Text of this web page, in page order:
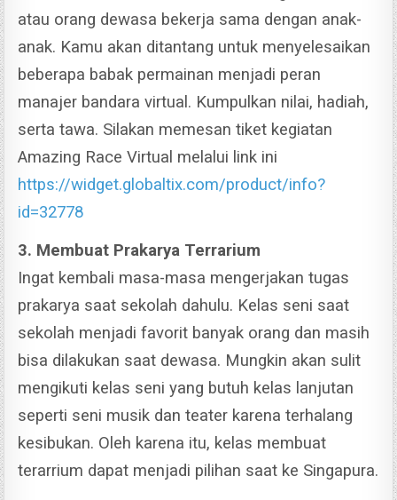
atau orang dewasa bekerja sama dengan anak-
anak. Kamu akan ditantang untuk menyelesaikan
beberapa babak permainan menjadi peran
manajer bandara virtual. Kumpulkan nilai, hadiah,
serta tawa. Silakan memesan tiket kegiatan
Amazing Race Virtual melalui link ini
https://widget.globaltix.com/product/info?
id=32778
3. Membuat Prakarya Terrarium
Ingat kembali masa-masa mengerjakan tugas
prakarya saat sekolah dahulu. Kelas seni saat
sekolah menjadi favorit banyak orang dan masih
bisa dilakukan saat dewasa. Mungkin akan sulit
mengikuti kelas seni yang butuh kelas lanjutan
seperti seni musik dan teater karena terhalang
kesibukan. Oleh karena itu, kelas membuat
terarrium dapat menjadi pilihan saat ke Singapura.